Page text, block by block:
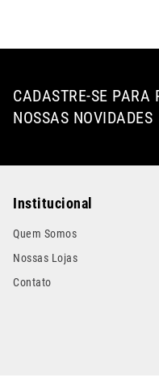
CADASTRE-SE PARA
NOSSAS NOVIDADES
Institucional
Quem Somos
Nossas Lojas
Contato